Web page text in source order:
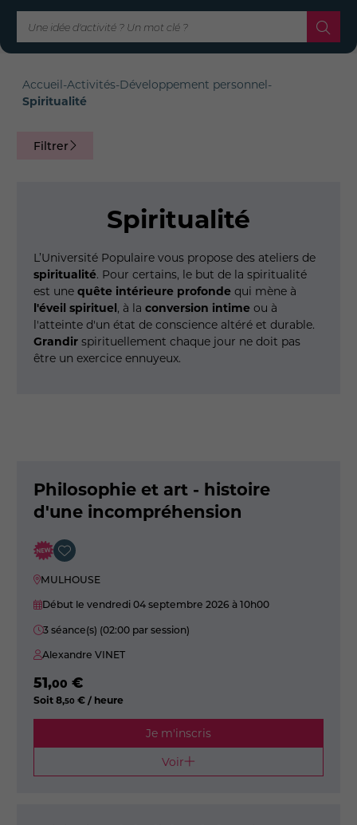
Accueil-Activités-Développement personnel-
Spiritualité
Filtrer
Spiritualité
L’Université Populaire vous propose des ateliers de
spiritualité. Pour certains, le but de la spiritualité
est une quête intérieure profonde qui mène à
l'éveil spirituel, à la conversion intime ou à
l'atteinte d'un état de conscience altéré et durable.
Grandir spirituellement chaque jour ne doit pas
être un exercice ennuyeux.
Philosophie et art - histoire
d'une incompréhension
MULHOUSE
Début le vendredi 04 septembre 2026 à 10h00
3 séance(s) (02:00 par session)
Alexandre VINET
51,00 €
Soit8,50 € / heure
Je m'inscris
Voir